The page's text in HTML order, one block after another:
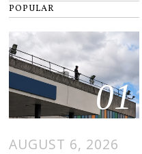
POPULAR
01
AUGUST 6, 2026